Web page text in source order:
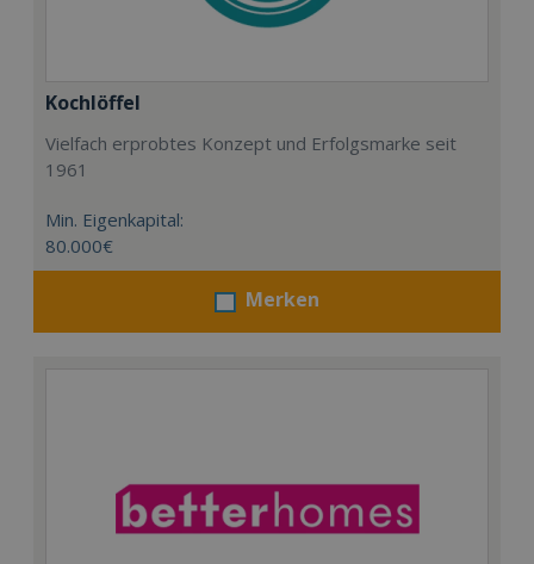
Kochlöffel
Vielfach erprobtes Konzept und Erfolgsmarke seit
1961
Min. Eigenkapital:
80.000€
Merken